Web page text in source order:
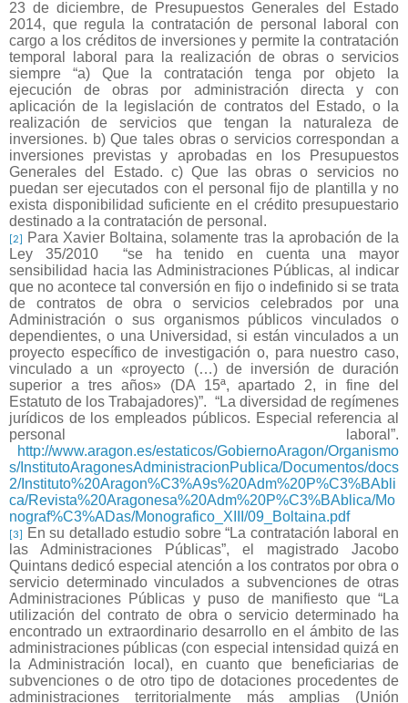
23 de diciembre, de Presupuestos Generales del Estado
2014, que regula la contratación de personal laboral con
cargo a los créditos de inversiones y permite la contratación
temporal laboral para la realización de obras o servicios
siempre “a) Que la contratación tenga por objeto la
ejecución de obras por administración directa y con
aplicación de la legislación de contratos del Estado, o la
realización de servicios que tengan la naturaleza de
inversiones. b) Que tales obras o servicios correspondan a
inversiones previstas y aprobadas en los Presupuestos
Generales del Estado. c) Que las obras o servicios no
puedan ser ejecutados con el personal fijo de plantilla y no
exista disponibilidad suficiente en el crédito presupuestario
destinado a la contratación de personal.
[2]
Para Xavier Boltaina, solamente tras la aprobación de la
Ley 35/2010
“se ha tenido en cuenta una mayor
sensibilidad hacia las Administraciones Públicas, al indicar
que no acontece tal conversión en fijo o indefinido si se trata
de contratos de obra o servicios celebrados por una
Administración o sus organismos públicos vinculados o
dependientes, o una Universidad, si están vinculados a un
proyecto específico de investigación o, para nuestro caso,
vinculado a un «proyecto (…) de inversión de duración
superior a tres años» (DA 15ª, apartado 2, in fine del
Estatuto de los Trabajadores)”. “La diversidad de regímenes
jurídicos de los empleados públicos. Especial referencia al
personal laboral”.
http://www.aragon.es/estaticos/GobiernoAragon/Organismo
s/InstitutoAragonesAdministracionPublica/Documentos/docs
2/Instituto%20Aragon%C3%A9s%20Adm%20P%C3%BAbli
ca/Revista%20Aragonesa%20Adm%20P%C3%BAblica/Mo
nograf%C3%ADas/Monografico_XIII/09_Boltaina.pdf
[3]
En su detallado estudio sobre “La contratación laboral en
las Administraciones Públicas”, el magistrado Jacobo
Quintans dedicó especial atención a los contratos por obra o
servicio determinado vinculados a subvenciones de otras
Administraciones Públicas y puso de manifiesto que “La
utilización del contrato de obra o servicio determinado ha
encontrado un extraordinario desarrollo en el ámbito de las
administraciones públicas (con especial intensidad quizá en
la Administración local), en cuanto que beneficiarias de
subvenciones o de otro tipo de dotaciones procedentes de
administraciones territorialmente más amplias (Unión